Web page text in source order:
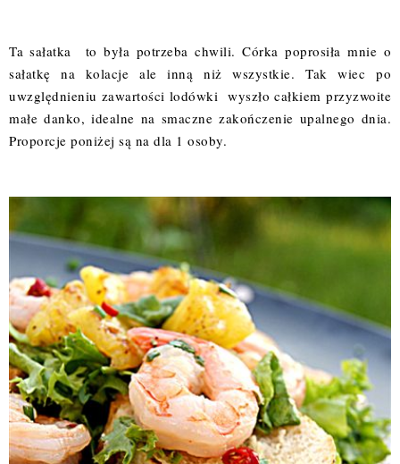
Ta sałatka to była potrzeba chwili. Córka poprosiła mnie o
sałatkę na kolacje ale inną niż wszystkie. Tak wiec po
uwzględnieniu zawartości lodówki wyszło całkiem przyzwoite
małe danko, idealne na smaczne zakończenie upalnego dnia.
Proporcje poniżej są na dla 1 osoby.